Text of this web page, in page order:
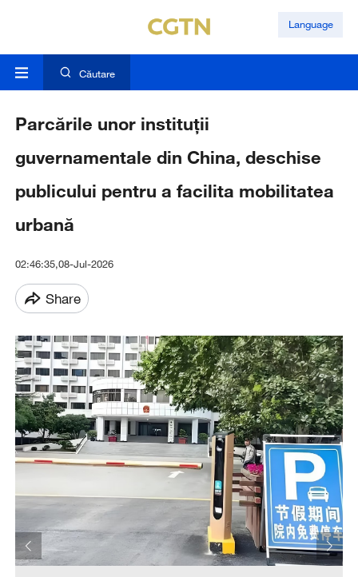
Language
Căutare
Parcările unor instituții
guvernamentale din China, deschise
publicului pentru a facilita mobilitatea
urbană
02:46:35,08-Jul-2026
Share